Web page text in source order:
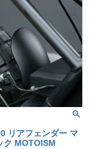
リアフェンダー マ
ク MOTOISM